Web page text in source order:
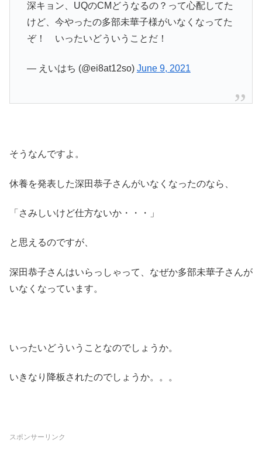
深キョン、UQのCMどうなるの？って心配してた
けど、今やったの多部未華子様がいなくなってた
ぞ！ いったいどういうことだ！
— えいはち (@ei8at12so) June 9, 2021
そうなんですよ。
休養を発表した深田恭子さんがいなくなったのなら、
「さみしいけど仕方ないか・・・」
と思えるのですが、
深田恭子さんはいらっしゃって、なぜか多部未華子さんが
いなくなっています。
いったいどういうことなのでしょうか。
いきなり降板されたのでしょうか。。。
スポンサーリンク